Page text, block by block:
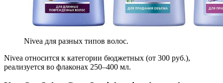
Nivea для разных типов волос.
Nivea относится к категории бюджетных (от 300 руб.),
реализуется во флаконах 250–400 мл.